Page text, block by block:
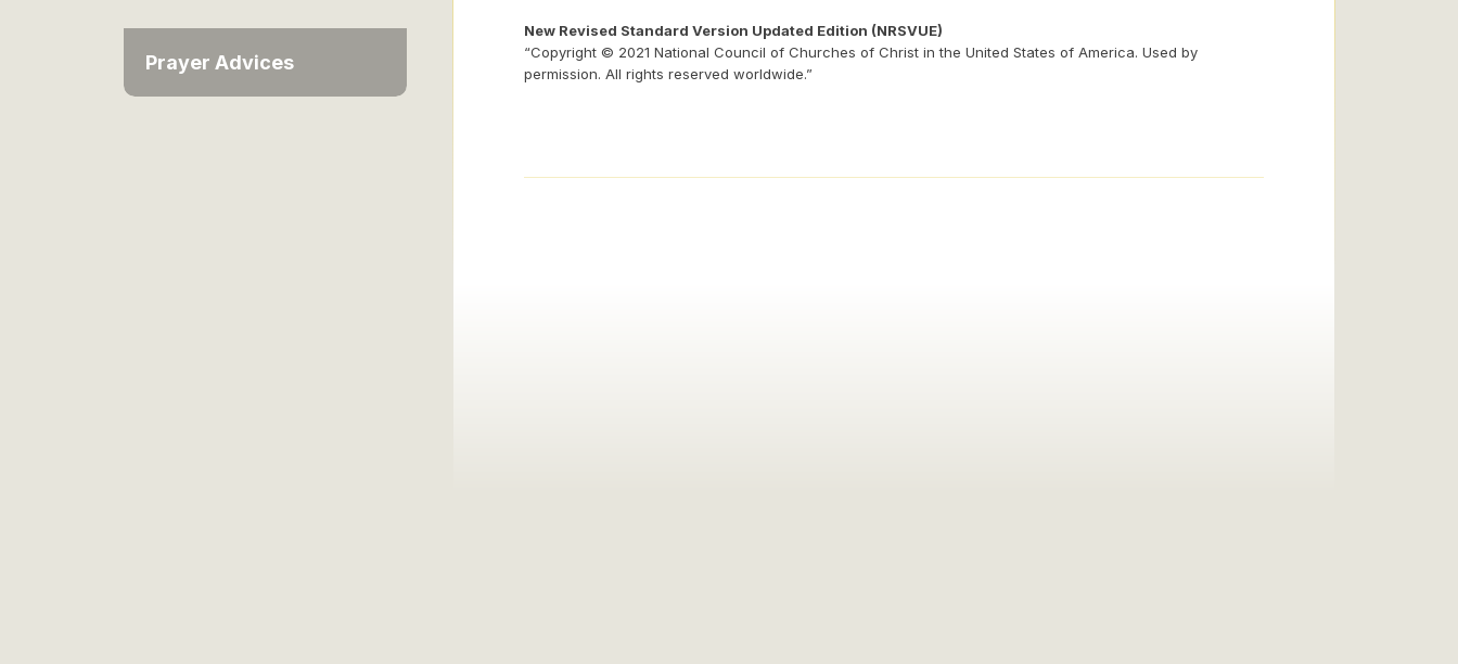
Prayer Advices
New Revised Standard Version Updated Edition (NRSVUE)
“Copyright © 2021 National Council of Churches of Christ in the United States of America. Used by
permission. All rights reserved worldwide.”